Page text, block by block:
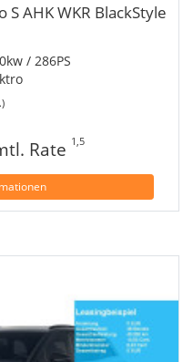
AHK WKR BlackStyle
/ 286PS
Rate 1,5